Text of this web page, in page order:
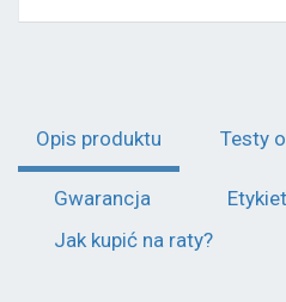
Opis produktu Testy
Gwarancja
Jak kupić na raty?